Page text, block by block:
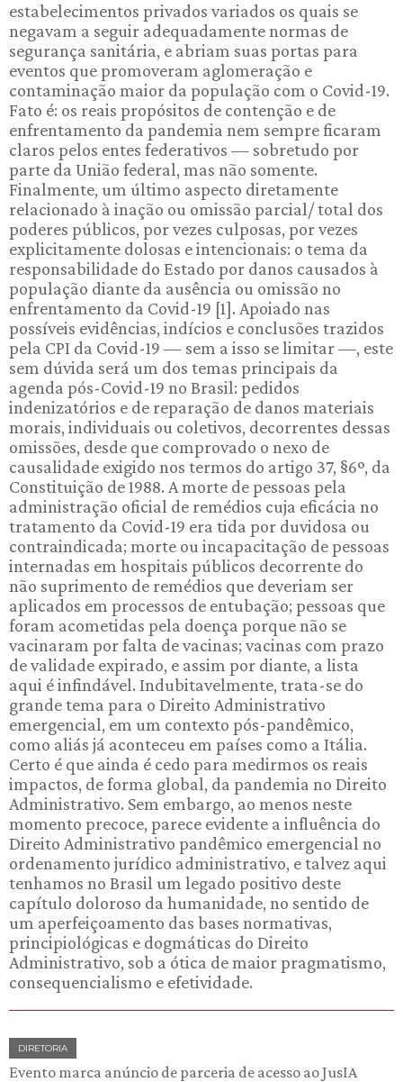
estabelecimentos privados variados os quais se
negavam a seguir adequadamente normas de
segurança sanitária, e abriam suas portas para
eventos que promoveram aglomeração e
contaminação maior da população com o Covid-19.
Fato é: os reais propósitos de contenção e de
enfrentamento da pandemia nem sempre ficaram
claros pelos entes federativos — sobretudo por
parte da União federal, mas não somente.
Finalmente, um último aspecto diretamente
relacionado à inação ou omissão parcial/ total dos
poderes públicos, por vezes culposas, por vezes
explicitamente dolosas e intencionais: o tema da
responsabilidade do Estado por danos causados à
população diante da ausência ou omissão no
enfrentamento da Covid-19 [1]. Apoiado nas
possíveis evidências, indícios e conclusões trazidos
pela CPI da Covid-19 — sem a isso se limitar —, este
sem dúvida será um dos temas principais da
agenda pós-Covid-19 no Brasil: pedidos
indenizatórios e de reparação de danos materiais
morais, individuais ou coletivos, decorrentes dessas
omissões, desde que comprovado o nexo de
causalidade exigido nos termos do artigo 37, §6º, da
Constituição de 1988. A morte de pessoas pela
administração oficial de remédios cuja eficácia no
tratamento da Covid-19 era tida por duvidosa ou
contraindicada; morte ou incapacitação de pessoas
internadas em hospitais públicos decorrente do
não suprimento de remédios que deveriam ser
aplicados em processos de entubação; pessoas que
foram acometidas pela doença porque não se
vacinaram por falta de vacinas; vacinas com prazo
de validade expirado, e assim por diante, a lista
aqui é infindável. Indubitavelmente, trata-se do
grande tema para o Direito Administrativo
emergencial, em um contexto pós-pandêmico,
como aliás já aconteceu em países como a Itália.
Certo é que ainda é cedo para medirmos os reais
impactos, de forma global, da pandemia no Direito
Administrativo. Sem embargo, ao menos neste
momento precoce, parece evidente a influência do
Direito Administrativo pandêmico emergencial no
ordenamento jurídico administrativo, e talvez aqui
tenhamos no Brasil um legado positivo deste
capítulo doloroso da humanidade, no sentido de
um aperfeiçoamento das bases normativas,
principiológicas e dogmáticas do Direito
Administrativo, sob a ótica de maior pragmatismo,
consequencialismo e efetividade.
DIRETORIA
Evento marca anúncio de parceria de acesso ao JusIA